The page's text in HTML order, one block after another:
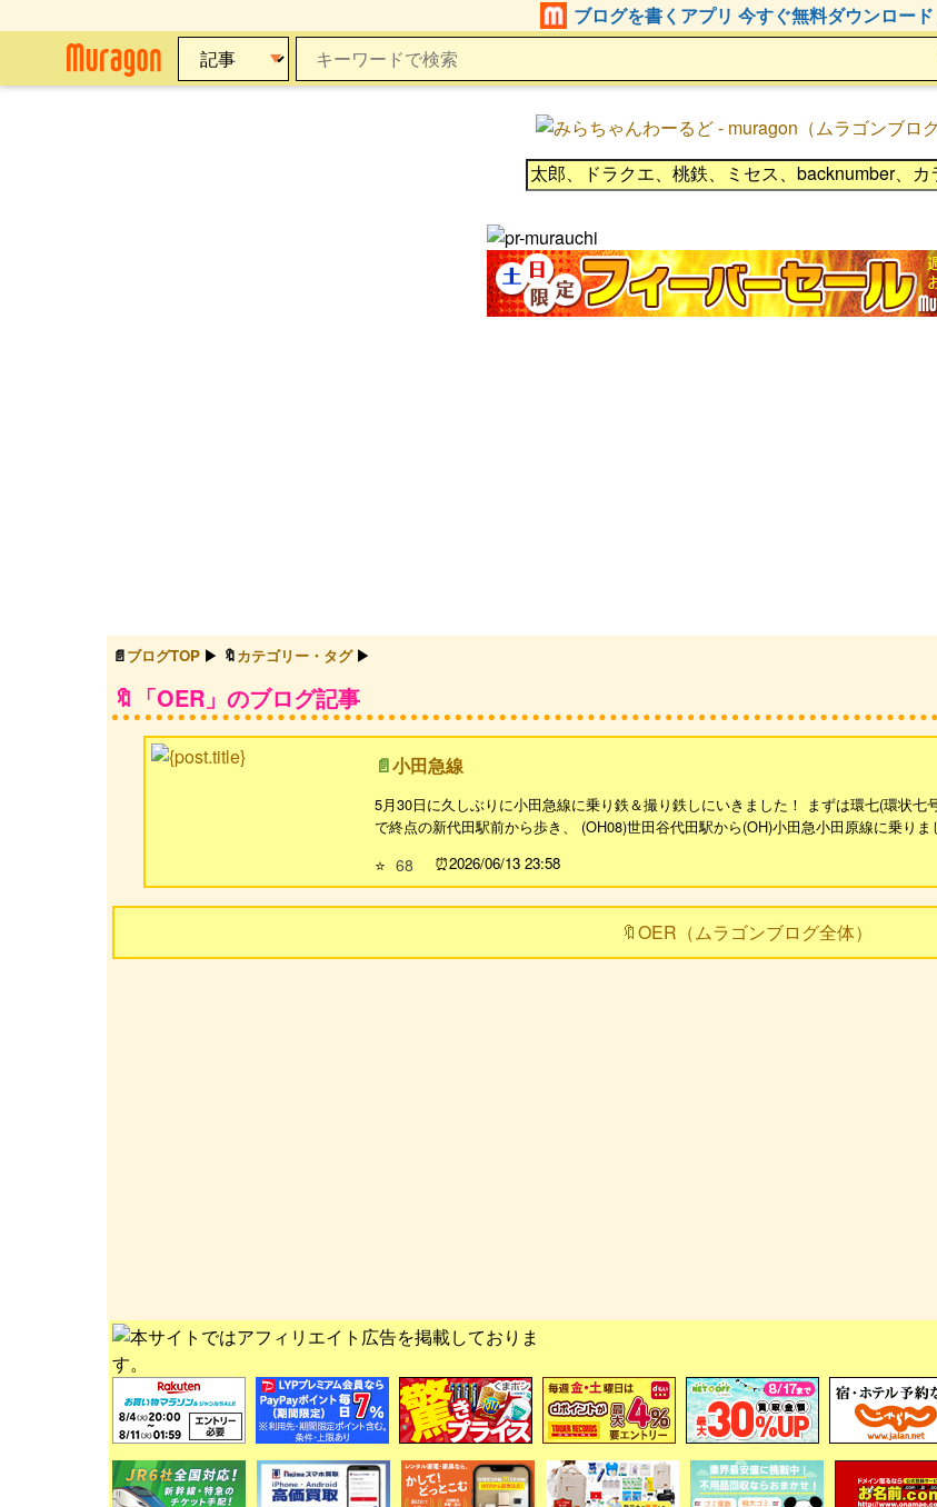
ブログを書くアプリ 今すぐ無料ダウンロード
ブログTOP カテゴリー・タグ
「OER」のブログ記事
小田急線
5月30日に久しぶりに小田急線に乗り鉄＆撮り鉄しにいきました！ まずは環七(環状
で終点の新代田駅前から歩き、 (OH08)世田谷代田駅から(OH)小田急小田原線に乗り
⭐ 68 2026/06/13 23:58
🔖OER（ムラゴンブログ全体）